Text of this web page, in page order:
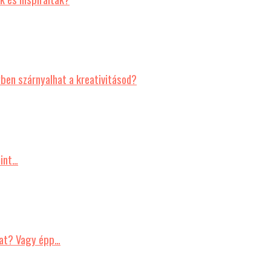
szárnyalhat a kreativitásod?
Vagy épp…